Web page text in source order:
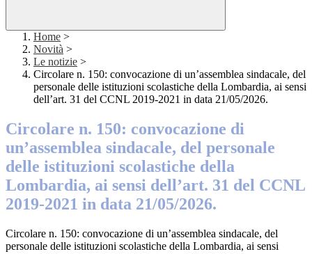
Home >
Novità >
Le notizie >
Circolare n. 150: convocazione di un’assemblea sindacale, del
personale delle istituzioni scolastiche della Lombardia, ai sensi
dell’art. 31 del CCNL 2019-2021 in data 21/05/2026.
Circolare n. 150: convocazione di
un’assemblea sindacale, del personale
delle istituzioni scolastiche della
Lombardia, ai sensi dell’art. 31 del CCNL
2019-2021 in data 21/05/2026.
Circolare n. 150: convocazione di un’assemblea sindacale, del
personale delle istituzioni scolastiche della Lombardia, ai sensi